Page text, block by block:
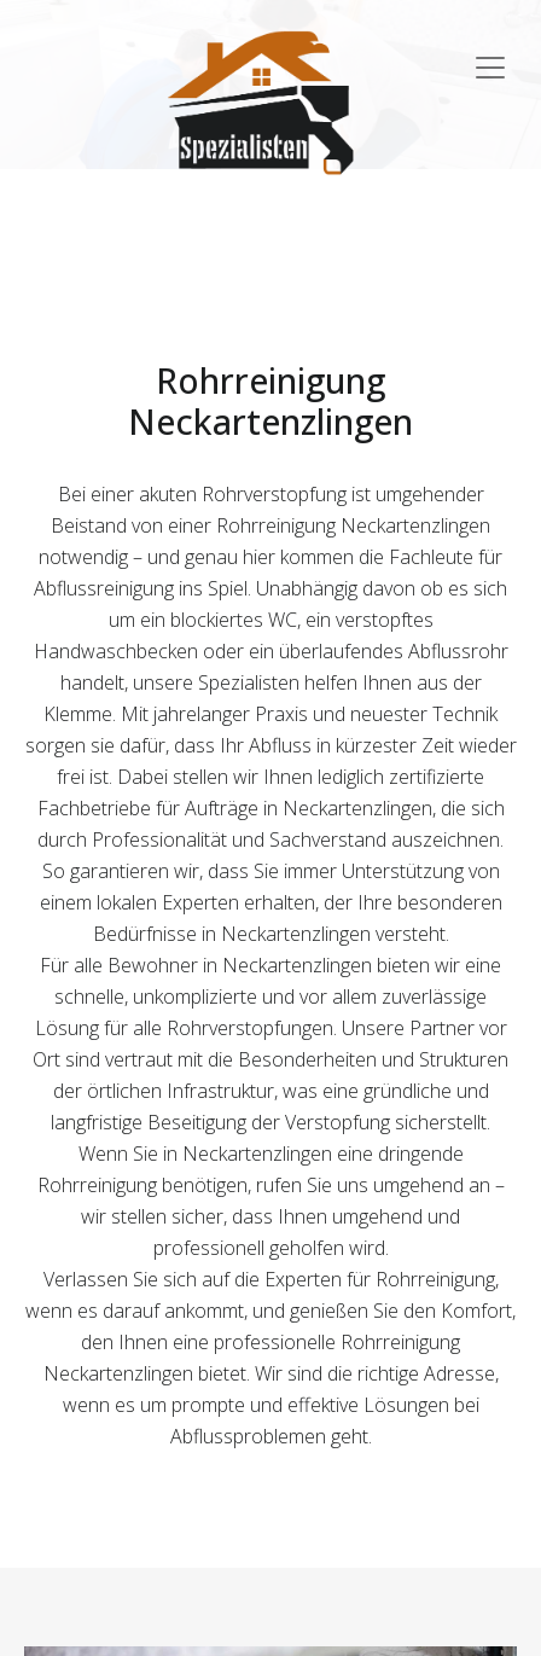
Rohrreinigung
Neckartenzlingen
Bei einer akuten Rohrverstopfung ist umgehender
Beistand von einer Rohrreinigung Neckartenzlingen
notwendig – und genau hier kommen die Fachleute für
Abflussreinigung ins Spiel. Unabhängig davon ob es sich
um ein blockiertes WC, ein verstopftes
Handwaschbecken oder ein überlaufendes Abflussrohr
handelt, unsere Spezialisten helfen Ihnen aus der
Klemme. Mit jahrelanger Praxis und neuester Technik
sorgen sie dafür, dass Ihr Abfluss in kürzester Zeit wieder
frei ist. Dabei stellen wir Ihnen lediglich zertifizierte
Fachbetriebe für Aufträge in Neckartenzlingen, die sich
durch Professionalität und Sachverstand auszeichnen.
So garantieren wir, dass Sie immer Unterstützung von
einem lokalen Experten erhalten, der Ihre besonderen
Bedürfnisse in Neckartenzlingen versteht.
Für alle Bewohner in Neckartenzlingen bieten wir eine
schnelle, unkomplizierte und vor allem zuverlässige
Lösung für alle Rohrverstopfungen. Unsere Partner vor
Ort sind vertraut mit die Besonderheiten und Strukturen
der örtlichen Infrastruktur, was eine gründliche und
langfristige Beseitigung der Verstopfung sicherstellt.
Wenn Sie in Neckartenzlingen eine dringende
Rohrreinigung benötigen, rufen Sie uns umgehend an –
wir stellen sicher, dass Ihnen umgehend und
professionell geholfen wird.
Verlassen Sie sich auf die Experten für Rohrreinigung,
wenn es darauf ankommt, und genießen Sie den Komfort,
den Ihnen eine professionelle Rohrreinigung
Neckartenzlingen bietet. Wir sind die richtige Adresse,
wenn es um prompte und effektive Lösungen bei
Abflussproblemen geht.